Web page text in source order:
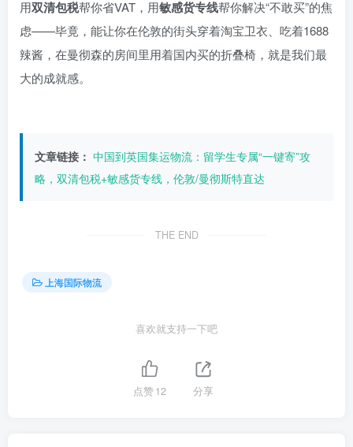
用双清包税帮你省VAT，用敏感货专线帮你解决“不敢买”的焦
虑——毕竟，能让你在伦敦的街头穿着淘宝卫衣、吃着1688
辣酱，在曼彻森的房间里用着国内买的折叠椅，就是我们最
大的成就感。
文章链接： 中国到英国集运物流：留学生专属“一键寄”攻
略，双清包税+敏感货专线，伦敦/曼彻斯特直达
THE END
上海国际物流
喜欢就支持一下吧
点赞12 分享